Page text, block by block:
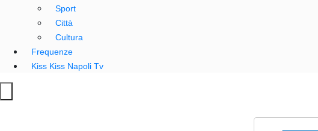
Sport
Città
Cultura
Frequenze
Kiss Kiss Napoli Tv